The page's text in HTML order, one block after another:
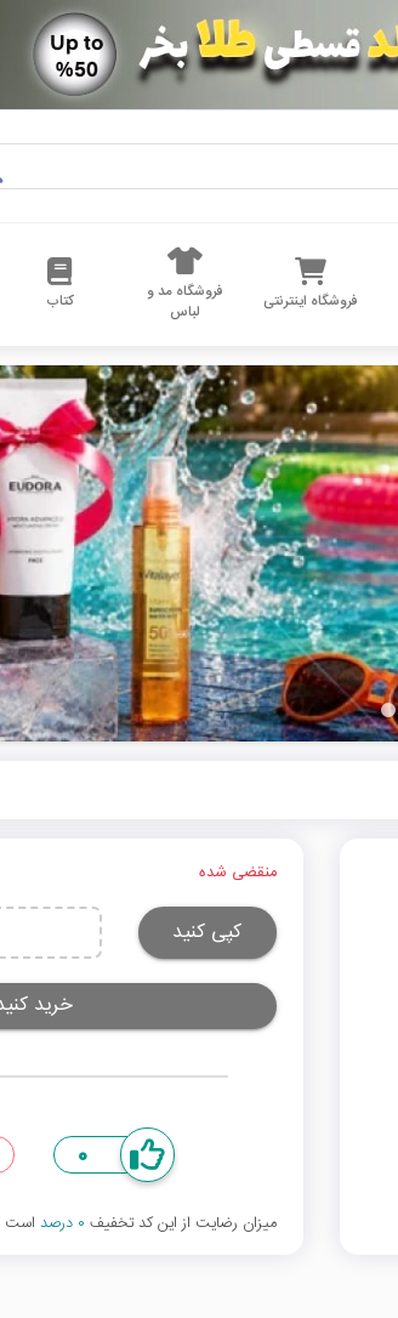
فروشگاه اینترنتی
فروشگاه مد و
لباس
کتاب
منقضی شده
کپی کنید
خرید
0
میزان رضایت از این کد تخفیف 0 درصد است